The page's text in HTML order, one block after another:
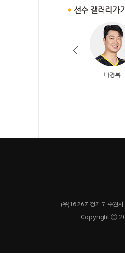
(우)16267 경기도 수원
Copyright ⓒ